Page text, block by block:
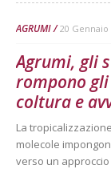
AGRUMI 20 Gennaio
Agrumi, gli
rompono
coltura e
La
molecole
verso un